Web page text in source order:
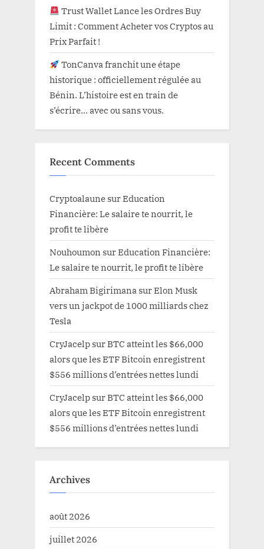
Trust Wallet Lance les Ordres Buy
Limit : Comment Acheter vos Cryptos au
Prix Parfait !
TonCanva franchit une étape
historique : officiellement régulée au
Bénin. L’histoire est en train de
s’écrire… avec ou sans vous.
Recent Comments
Cryptoalaune surEducation
Financière: Le salaire te nourrit, le
profit te libère
Nouhoumon surEducation Financière:
Le salaire te nourrit, le profit te libère
Abraham Bigirimana surElon Musk
vers un jackpot de 1000 milliards chez
Tesla
CryJacelp surBTC atteint les $66,000
alors que les ETF Bitcoin enregistrent
$556 millions d’entrées nettes lundi
CryJacelp surBTC atteint les $66,000
alors que les ETF Bitcoin enregistrent
$556 millions d’entrées nettes lundi
Archives
août 2026
juillet 2026